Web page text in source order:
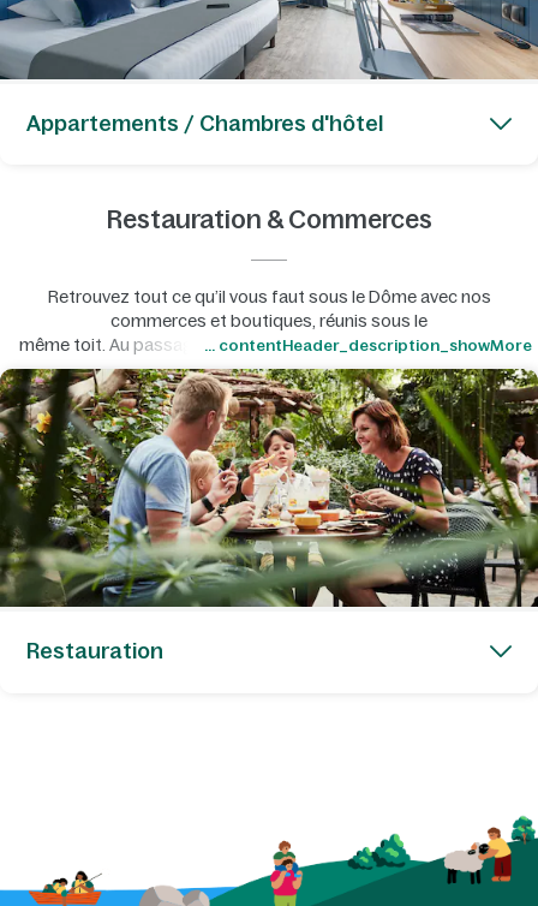
Appartements / Chambres d'hôtel
Restauration & Commerces
Retrouvez tout ce qu’il vous faut sous le Dôme avec nos
commerces et boutiques, réunis sous le
même toit. Au passage, profitez-en pour réserver un repas avec
votre tribu… Italien, burgers,
brasserie, plats régionaux, buffets… On vous met l’eau à la bouche
n’est-ce pas ?
... contentHeader_description_showMore
Restauration